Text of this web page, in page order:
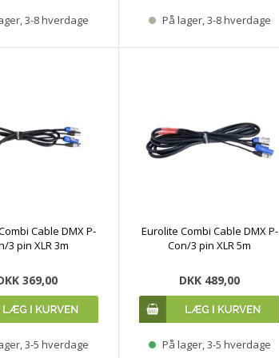
3-8 hverdage På lager, 3-8 hverdage
Cable DMX P-
3 pin XLR 3m
369,00
3-5 hverdage
Eurolite Combi Cable DMX P-
Con/3 pin XLR 5m
DKK 489,00
På lager, 3-5 hverdage